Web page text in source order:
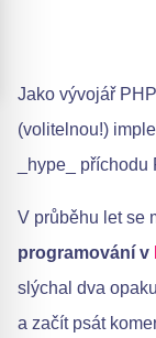
Jako vývojář
(volitelnou!)
_hype_
V průběhu let se
programování v
slýchal dva
a začít psát